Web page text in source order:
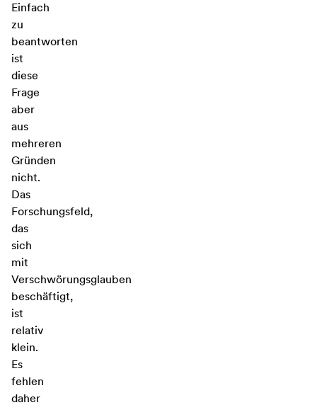
Einfach
zu
beantworten
ist
diese
Frage
aber
aus
mehreren
Gründen
nicht.
Das
Forschungsfeld,
das
sich
mit
Verschwörungsglauben
beschäftigt,
ist
relativ
klein.
Es
fehlen
daher